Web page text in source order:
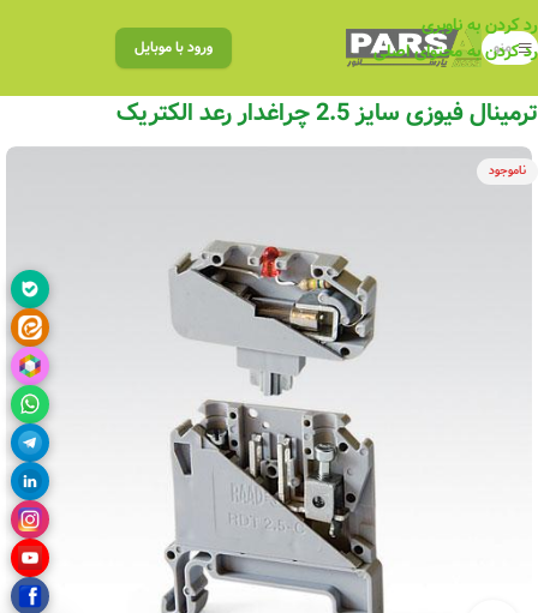
رد کردن به ناوبری
رد کردن به محتوای اصلی
منو ورود با موبایل
ترمینال فیوزی سایز 2.5 چراغدار رعد الکتریک
ناموجود